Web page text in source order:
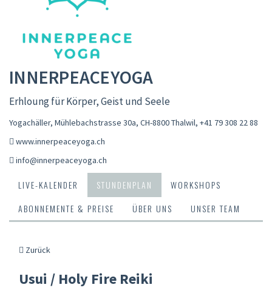
INNERPEACEYOGA
Erhloung für Körper, Geist und Seele
Yogachäller, Mühlebachstrasse 30a, CH-8800 Thalwil, +41 79 308 22 88
www.innerpeaceyoga.ch
info@innerpeaceyoga.ch
LIVE-KALENDER STUNDENPLAN
WORKSHOPS
ABONNEMENTE & PREISE
ÜBER UNS UNSER TEAM
Zurück
Usui / Holy Fire Reiki